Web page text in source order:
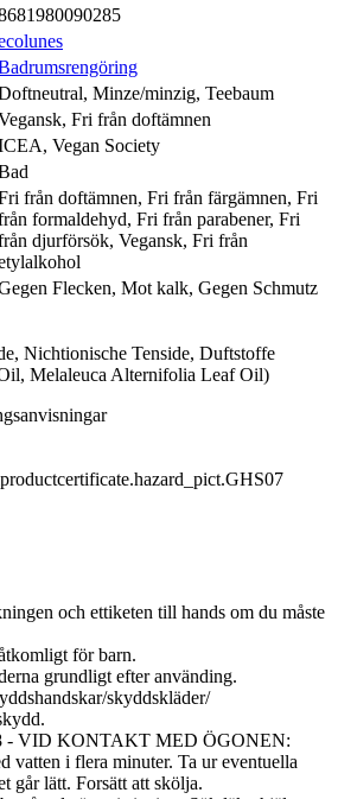
Minze/minzig, Teebaum
Fri från doftämnen
Vegan Society
från doftämnen, Fri från färgämnen, Fri
formaldehyd, Fri från parabener, Fri
djurförsök, Vegansk, Fri från
Flecken, Mot kalk, Gegen Schmutz
Nichtionische Tenside, Duftstoffe
Melaleuca Alternifolia Leaf Oil)
och ettiketen till hands om du måste
för barn.
grundligt efter använding.
skyddskläder/
- VID KONTAKT MED ÖGONEN:
vatten i flera minuter. Ta ur eventuella
går lätt. Forsätt att skölja.